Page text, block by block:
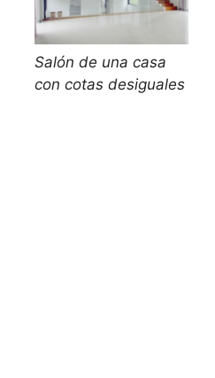
Salón de una casa
con cotas desiguales